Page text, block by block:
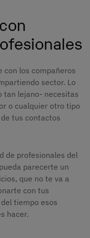
con los compañeros
sector. Lo
tan lejano- necesitas
o cualquier otro tipo
tus contactos
de profesionales del
parecerte un
que no te va a
con tus
tiempo esos
hacer.